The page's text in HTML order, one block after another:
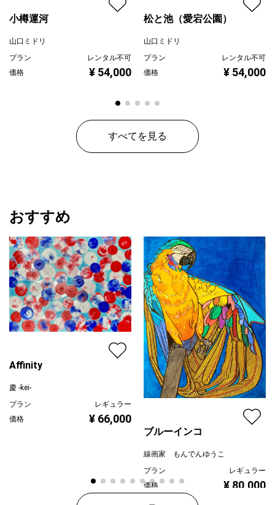
小樽運河
山口ミドリ
プラン
レンタル不可
価格
¥ 54,000
松と池（愛宕公園）
山口ミドリ
プラン
レンタル不可
価格
¥ 54,000
すべてを見る
おすすめ
Affinity
慶 -kei-
プラン
レギュラー
価格
¥ 66,000
ブルーインコ
線画家 もんでんゆうこ
プラン
レギュラー
価格
¥ 80,000